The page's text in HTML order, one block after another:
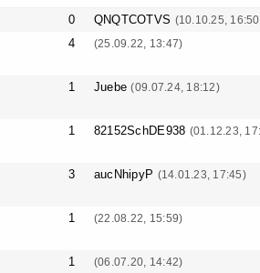
0 QNQTCOTVS (10.10.25,
4 (25.09.22, 13:47)
1 Juebe(09.07.24, 18:12)
1 82152SchDE938 (01.12.23,
3 aucNhipyP (14.01.23, 17:45)
1 (22.08.22, 15:59)
1 (06.07.20, 14:42)